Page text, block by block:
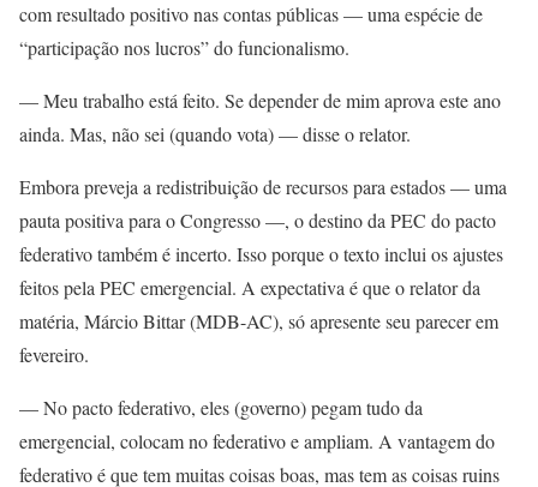
com resultado positivo nas contas públicas — uma espécie de
“participação nos lucros” do funcionalismo.
— Meu trabalho está feito. Se depender de mim aprova este ano
ainda. Mas, não sei (quando vota) — disse o relator.
Embora preveja a redistribuição de recursos para estados — uma
pauta positiva para o Congresso —, o destino da PEC do pacto
federativo também é incerto. Isso porque o texto inclui os ajustes
feitos pela PEC emergencial. A expectativa é que o relator da
matéria, Márcio Bittar (MDB-AC), só apresente seu parecer em
fevereiro.
— No pacto federativo, eles (governo) pegam tudo da
emergencial, colocam no federativo e ampliam. A vantagem do
federativo é que tem muitas coisas boas, mas tem as coisas ruins